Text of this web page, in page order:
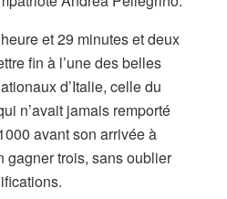
et 29 minutes et deux
fin à l’une des belles
d’Italie, celle du
n’avait jamais remporté
avant son arrivée à
gagner trois, sans oublier